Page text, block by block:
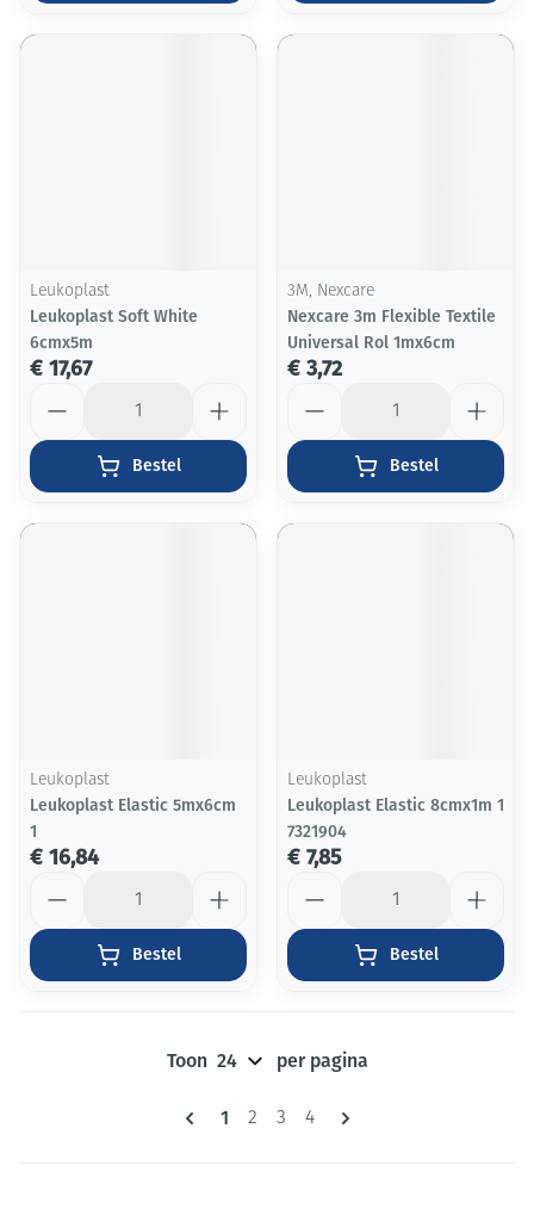
Leukoplast
Leukoplast Soft White
6cmx5m
€ 17,67
Bestel
3M, Nexcare
Nexcare 3m Flexible Textile
Universal Rol 1mx6cm
€ 3,72
Bestel
Leukoplast
Leukoplast Elastic 5mx6cm
1
€ 16,84
Bestel
Leukoplast
Leukoplast Elastic 8cmx1m 1
7321904
€ 7,85
Bestel
Pagina's
U lees momenteel pagina
1 Pagina
2 Pagina
3 Pagina
4
Toon per pagina